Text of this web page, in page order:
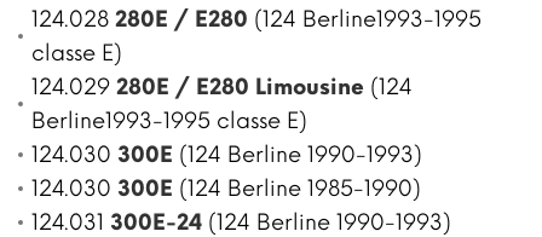
124.028 280E / E280 (124 Berline1993-1995
classe E)
124.029 280E / E280 Limousine (124
Berline1993-1995 classe E)
124.030 300E (124 Berline 1990-1993)
124.030 300E (124 Berline 1985-1990)
124.031 300E-24 (124 Berline 1990-1993)